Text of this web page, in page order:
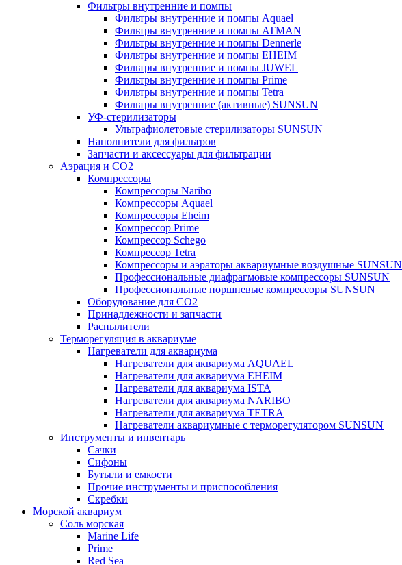
Фильтры внутренние и помпы
Фильтры внутренние и помпы Aquael
Фильтры внутренние и помпы ATMAN
Фильтры внутренние и помпы Dennerle
Фильтры внутренние и помпы EHEIM
Фильтры внутренние и помпы JUWEL
Фильтры внутренние и помпы Prime
Фильтры внутренние и помпы Tetra
Фильтры внутренние (активные) SUNSUN
УФ-стерилизаторы
Ультрафиолетовые стерилизаторы SUNSUN
Наполнители для фильтров
Запчасти и аксессуары для фильтрации
Аэрация и CO2
Компрессоры
Компрессоры Naribo
Компрессоры Aquael
Компрессоры Eheim
Компрессор Prime
Компрессор Schego
Компрессор Tetra
Компрессоры и аэраторы аквариумные воздушные SUNSUN
Профессиональные диафрагмовые компрессоры SUNSUN
Профессиональные поршневые компрессоры SUNSUN
Оборудование для CO2
Принадлежности и запчасти
Распылители
Терморегуляция в аквариуме
Нагреватели для аквариума
Нагреватели для аквариума AQUAEL
Нагреватели для аквариума EHEIM
Нагреватели для аквариума ISTA
Нагреватели для аквариума NARIBO
Нагреватели для аквариума TETRA
Нагреватели аквариумные с терморегулятором SUNSUN
Инструменты и инвентарь
Сачки
Сифоны
Бутыли и емкости
Прочие инструменты и приспособления
Скребки
Морской аквариум
Соль морская
Marine Life
Prime
Red Sea